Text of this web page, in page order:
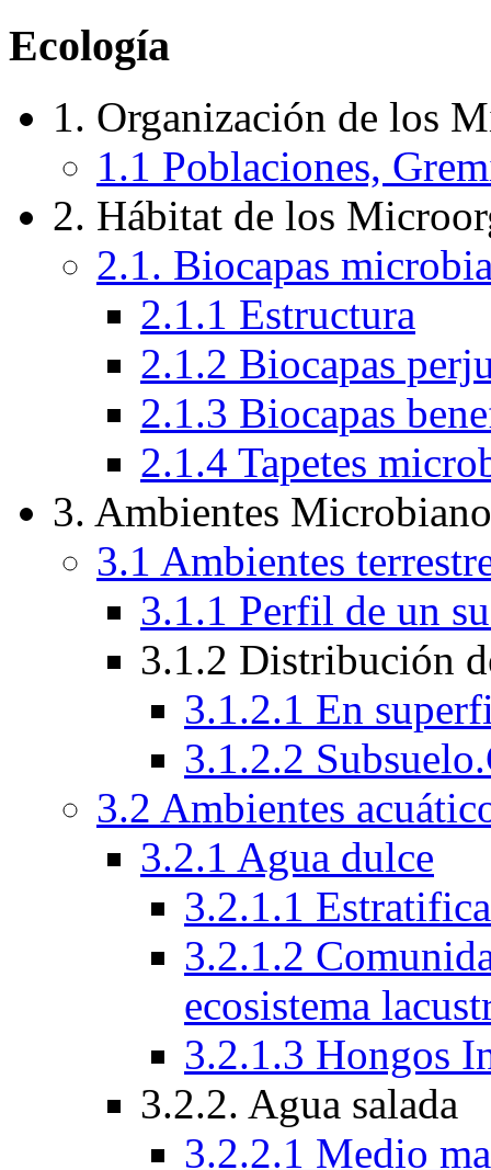
Ecología
1. Organización de los
1.1 Poblaciones,
2. Hábitat de los
2.1. Biocapas
2.1.1 Estructura
2.1.2 Biocapas
2.1.3 Biocapas
2.1.4 Tapetes
3. Ambientes
3.1 Ambientes
3.1.1 Perfil de un
3.1.2 Distribución
3.1.2.1 En
3.1.2.2
3.2 Ambientes
3.2.1 Agua dulce
3.2.1.1
3.2.1.2
ecosistema
3.2.1.3 Hongos
3.2.2. Agua salada
3.2.2.1 Medio